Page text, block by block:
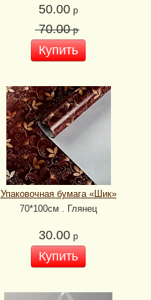
50.00 р
70.00 р
Купить
Упаковочная бумага «Шик»
70*100см . Глянец
30.00 р
Купить